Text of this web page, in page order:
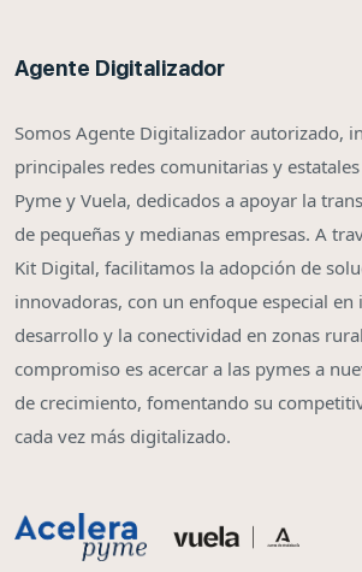
Agente Digitalizador
Somos Agente Digitalizador autorizado,
principales redes comunitarias y
Pyme y Vuela, dedicados a apoyar la
de pequeñas y medianas empresas. A
Kit Digital, facilitamos la adopción de
innovadoras, con un enfoque especial en
desarrollo y la conectividad en zonas
compromiso es acercar a las pymes a
de crecimiento, fomentando su
cada vez más digitalizado.